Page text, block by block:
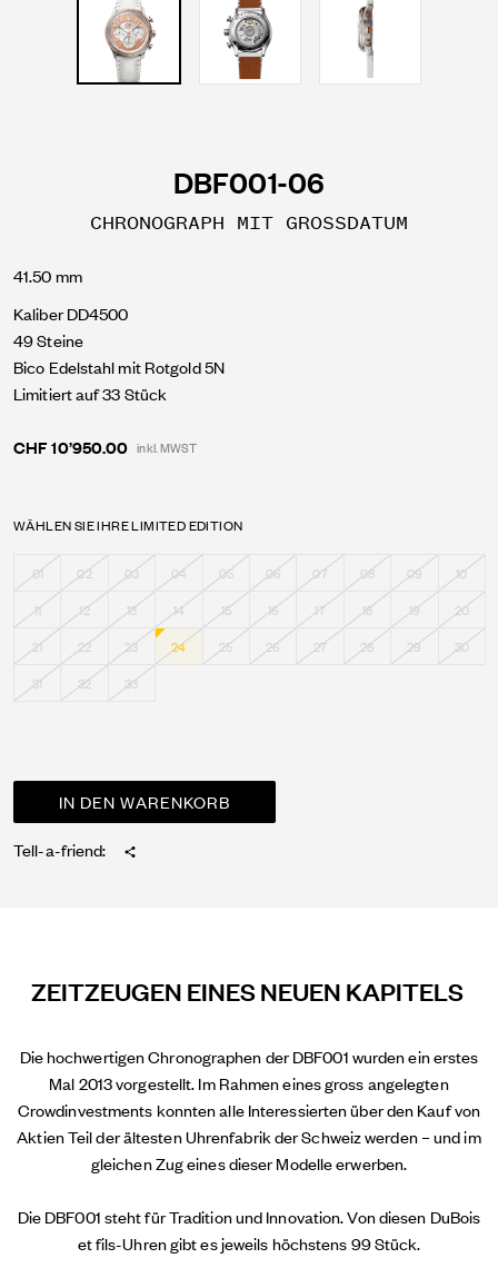
DBF001-06
CHRONOGRAPH MIT GROSSDATUM
41.50 mm
Kaliber DD4500
49 Steine
Bico Edelstahl mit Rotgold 5N
Limitiert auf 33 Stück
CHF 10’950.00 inkl. MWST
WÄHLEN SIE IHRE LIMITED EDITION
01 02 03 04 05 06 07 08 09
10
11
12 13 14 15 16 17 18 19
20
21
22 23 24 25 26 27 28 29
30
31
32 33
Tell-a-friend:
ZEITZEUGEN EINES NEUEN KAPITELS
Die hochwertigen Chronographen der DBF001 wurden ein erstes
Mal 2013 vorgestellt. Im Rahmen eines gross angelegten
Crowdinvestments konnten alle Interessierten über den Kauf von
Aktien Teil der ältesten Uhrenfabrik der Schweiz werden – und im
gleichen Zug eines dieser Modelle erwerben.
Die DBF001 steht für Tradition und Innovation. Von diesen DuBois
et fils-Uhren gibt es jeweils höchstens 99 Stück.